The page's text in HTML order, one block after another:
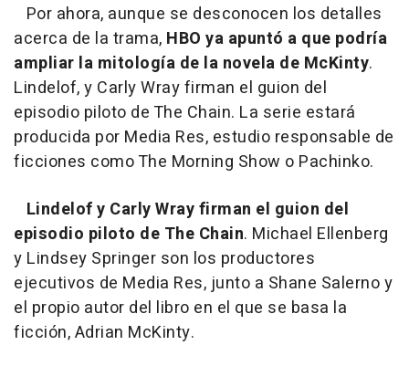
Por ahora, aunque se desconocen los detalles
acerca de la trama, HBO ya apuntó a que podría
ampliar la mitología de la novela de McKinty.
Lindelof, y Carly Wray firman el guion del
episodio piloto de The Chain. La serie estará
producida por Media Res, estudio responsable de
ficciones como The Morning Show o Pachinko.
Lindelof y Carly Wray firman el guion del
episodio piloto de The Chain. Michael Ellenberg
y Lindsey Springer son los productores
ejecutivos de Media Res, junto a Shane Salerno y
el propio autor del libro en el que se basa la
ficción, Adrian McKinty.